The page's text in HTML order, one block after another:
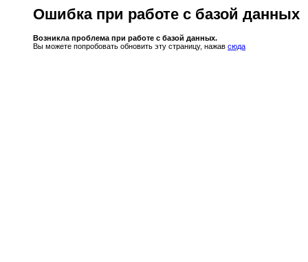
Ошибка при работе с базой данных
Возникла проблема при работе с базой данных.
Вы можете попробовать обновить эту страницу, нажав сюда